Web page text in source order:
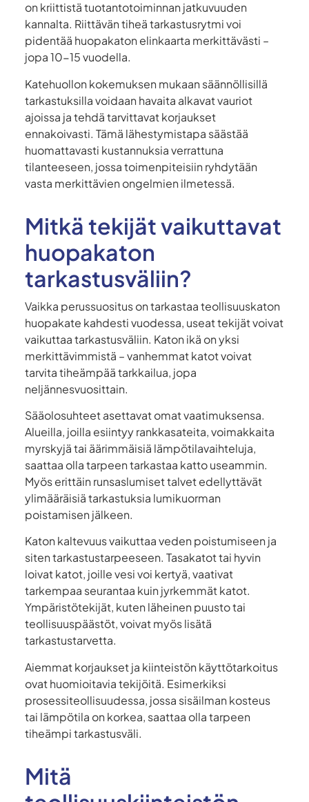
on kriittistä tuotantotoiminnan jatkuvuuden
kannalta. Riittävän tiheä tarkastusrytmi voi
pidentää huopakaton elinkaarta merkittävästi –
jopa 10-15 vuodella.
Katehuollon kokemuksen mukaan säännöllisillä
tarkastuksilla voidaan havaita alkavat vauriot
ajoissa ja tehdä tarvittavat korjaukset
ennakoivasti. Tämä lähestymistapa säästää
huomattavasti kustannuksia verrattuna
tilanteeseen, jossa toimenpiteisiin ryhdytään
vasta merkittävien ongelmien ilmetessä.
Mitkä tekijät vaikuttavat
huopakaton
tarkastusväliin?
Vaikka perussuositus on tarkastaa teollisuuskaton
huopakate kahdesti vuodessa, useat tekijät voivat
vaikuttaa tarkastusväliin. Katon ikä on yksi
merkittävimmistä – vanhemmat katot voivat
tarvita tiheämpää tarkkailua, jopa
neljännesvuosittain.
Sääolosuhteet asettavat omat vaatimuksensa.
Alueilla, joilla esiintyy rankkasateita, voimakkaita
myrskyjä tai äärimmäisiä lämpötilavaihteluja,
saattaa olla tarpeen tarkastaa katto useammin.
Myös erittäin runsaslumiset talvet edellyttävät
ylimääräisiä tarkastuksia lumikuorman
poistamisen jälkeen.
Katon kaltevuus vaikuttaa veden poistumiseen ja
siten tarkastustarpeeseen. Tasakatot tai hyvin
loivat katot, joille vesi voi kertyä, vaativat
tarkempaa seurantaa kuin jyrkemmät katot.
Ympäristötekijät, kuten läheinen puusto tai
teollisuuspäästöt, voivat myös lisätä
tarkastustarvetta.
Aiemmat korjaukset ja kiinteistön käyttötarkoitus
ovat huomioitavia tekijöitä. Esimerkiksi
prosessiteollisuudessa, jossa sisäilman kosteus
tai lämpötila on korkea, saattaa olla tarpeen
tiheämpi tarkastusväli.
Mitä